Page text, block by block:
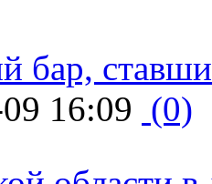
бар,
16:09 (0)